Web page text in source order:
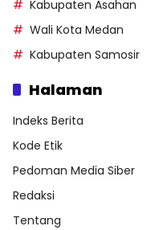
Kabupaten Asahan
Wali Kota Medan
Kabupaten Samosir
Halaman
Indeks Berita
Kode Etik
Pedoman Media Siber
Redaksi
Tentang